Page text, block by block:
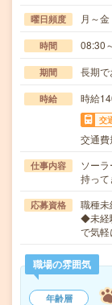
曜日頻度 月～金
時間 08:30
期間 長期で
時給 時給
交
交通
仕事内容
ソー
持っ
応募資格
職種未
◆未経
で気
職場の雰囲気
年齢層